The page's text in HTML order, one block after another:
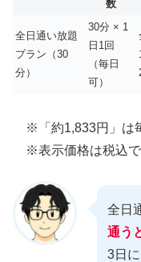
数
全日通い放題
プラン（30
分）
30分 × 1
日1回
（毎日
可）
※「約1,833円」は
※表示価格は税込で
全日
通う
3日